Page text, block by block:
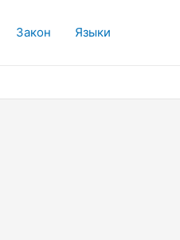
Закон Языки